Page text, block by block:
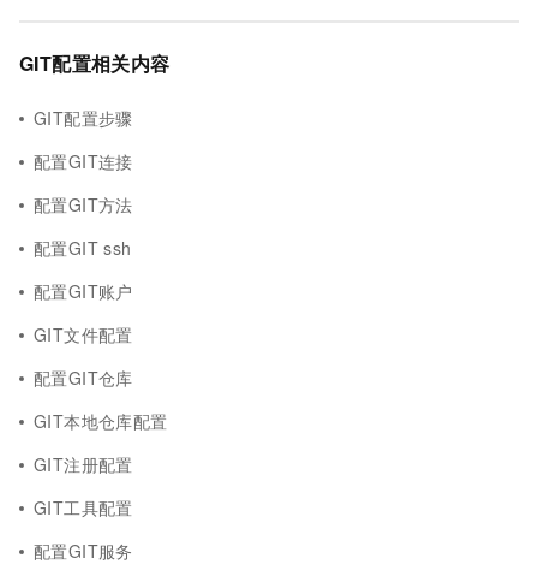
GIT配置相关内容
GIT配置步骤
配置GIT连接
配置GIT方法
配置GIT ssh
配置GIT账户
GIT文件配置
配置GIT仓库
GIT本地仓库配置
GIT注册配置
GIT工具配置
配置GIT服务